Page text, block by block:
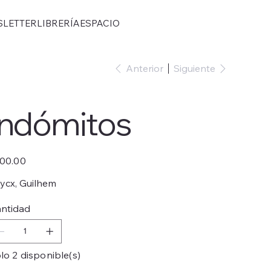
LIBRERÍAESPACIO
Anterior Siguiente
Guilhem
2 disponible(s)